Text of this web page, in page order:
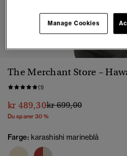
The Merchant Store –
(1)
kr 489,30Pris nedsatt fra
kr 699,00til
Du sparer 30 %
Farge: karashishi marineblå
Manage Cookies